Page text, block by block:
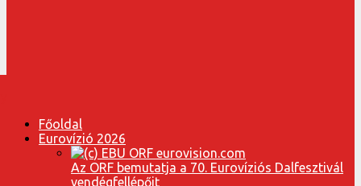
Főoldal
Eurovízió 2026
Az ORF bemutatja a 70. Eurovíziós Dalfesztivál
vendégfellépőit